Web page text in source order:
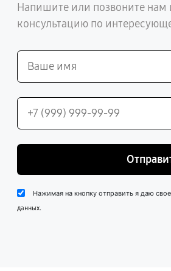
Напишите или позвоните нам
консультацию по
Нажимая на кнопку отправить я даю
данных.